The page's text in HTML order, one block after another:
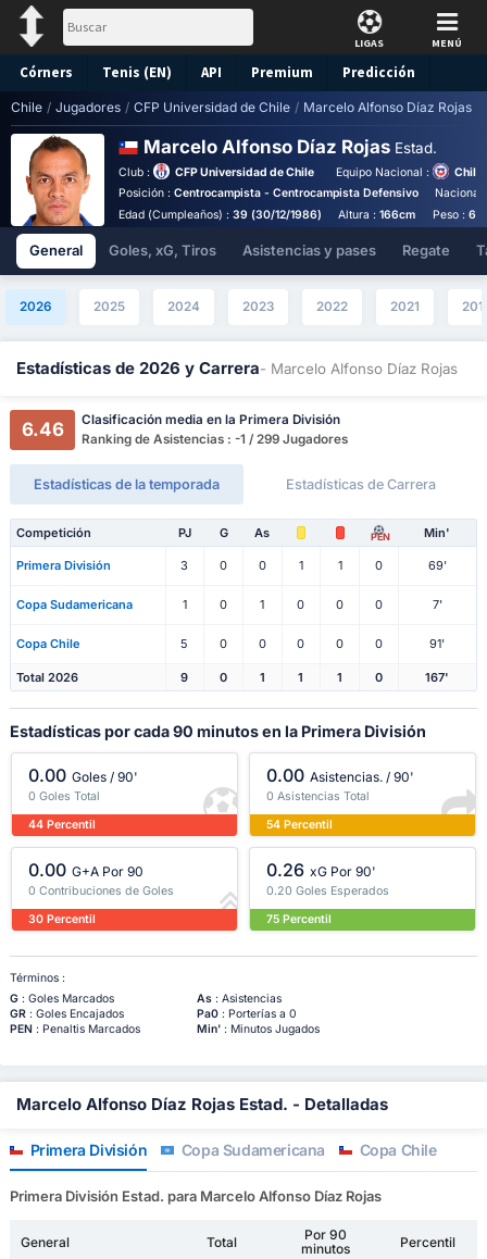
LIGAS MENÚ
Córners Tenis (EN) API Premium Predicción
Chile / Jugadores / CFP Universidad de Chile / Marcelo Alfonso Díaz Rojas
Marcelo Alfonso Díaz Rojas Estad.
Club : CFP Universidad de Chile Equipo Nacional :
Chile
Posición : Centrocampista - Centrocampista Defensivo
Edad (Cumpleaños) : 39 (30/12/1986) Altura :166cm Peso :
General Goles, xG, Tiros Asistencias y pases Regate
2026 2025 2024 2023 2022 2021
Estadísticas de 2026 y Carrera- Marcelo Alfonso Díaz Rojas
6.46
Clasificación media en la Primera División
Ranking de Asistencias : -1 / 299 Jugadores
Estadísticas de la temporada Estadísticas de Carrera
Competición PJ G As PEN Min'
Primera División 3 0 0 1 1 0 69'
Copa Sudamericana 1 0 1 0 0 0 7'
Copa Chile 5 0 0 0 0 0 91'
Total 2026 9 0 1 1 1 0 167'
Estadísticas por cada 90 minutos en la Primera División
0.00 Goles / 90'
0 Goles Total
44 Percentil
0.00 Asistencias. / 90'
0 Asistencias Total
54 Percentil
0.00 G+A Por 90
0 Contribuciones de Goles
30 Percentil
0.26 xG Por 90'
0.20 Goles Esperados
75 Percentil
Términos :
G: Goles Marcados As: Asistencias
GR: Goles Encajados Pa0: Porterías a 0
PEN: Penaltis Marcados Min': Minutos Jugados
Marcelo Alfonso Díaz Rojas Estad. - Detalladas
Primera División Copa Sudamericana Copa Chile
Primera División Estad. para Marcelo Alfonso Díaz Rojas
General Total
Por 90
minutos
Percentil